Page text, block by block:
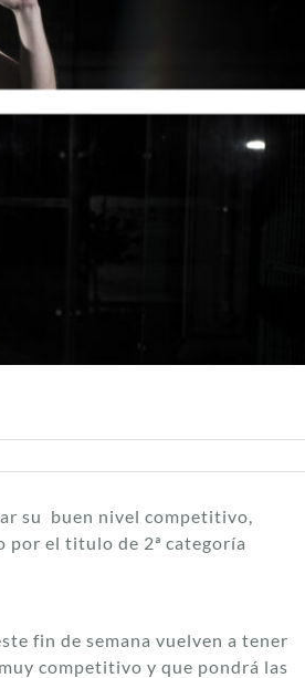
su buen nivel competitivo,
por el titulo de 2ª categoría
fin de semana vuelven a tener
competitivo y que pondrá las